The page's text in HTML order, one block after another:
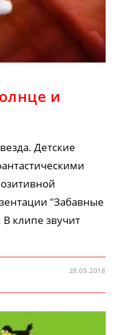
и
Детские
"Забавные
клипе звучит
28.05.2018